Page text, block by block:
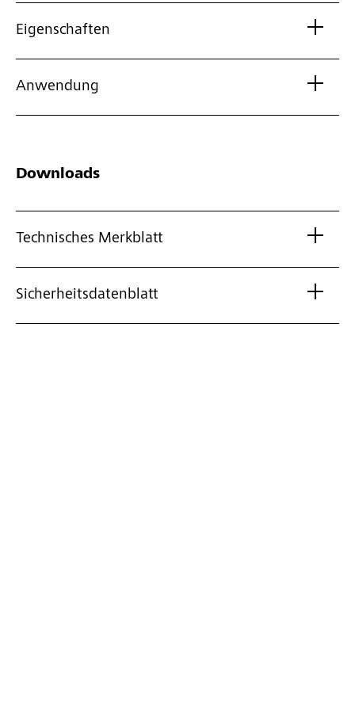
Eigenschaften
Anwendung
Downloads
Technisches Merkblatt
Sicherheitsdatenblatt